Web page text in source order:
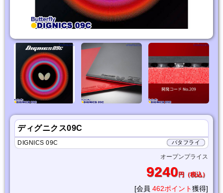
ディグニクス09C
バタフライ
DIGNICS 09C
オープンプライス
9240円（税込）
[会員 462ポイント獲得]